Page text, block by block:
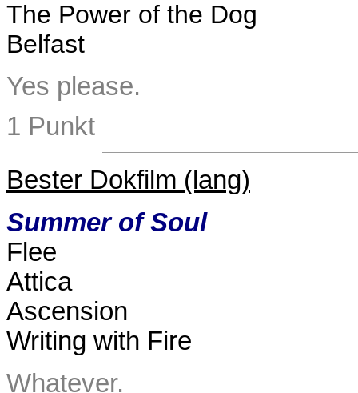
The Power of the Dog
Belfast
Yes please.
1 Punkt
Bester Dokfilm (lang)
Summer of Soul
Flee
Attica
Ascension
Writing with Fire
Whatever.